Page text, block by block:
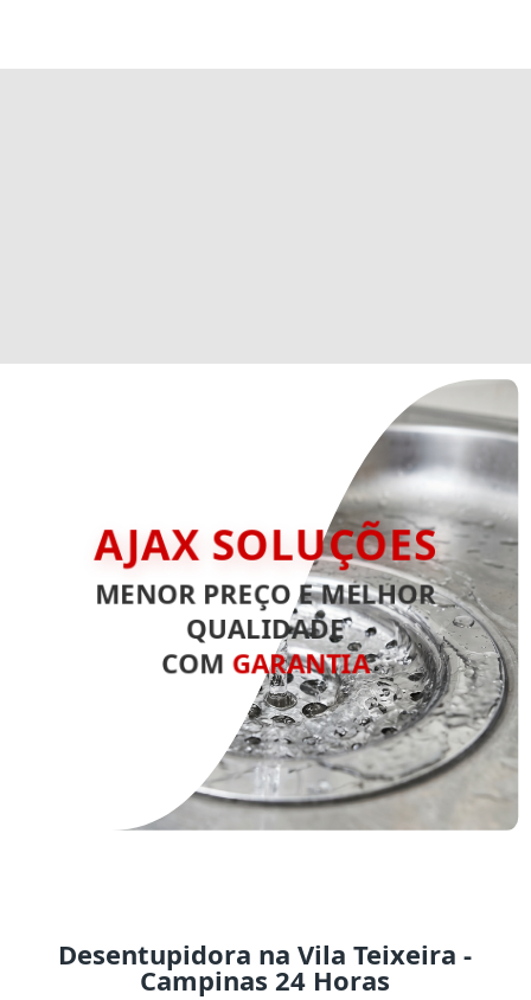
AJAX SOLUÇÕES
MENOR PREÇO E MELHOR
QUALIDADE
COM GARANTIA
Desentupidora na Vila Teixeira -
Campinas 24 Horas